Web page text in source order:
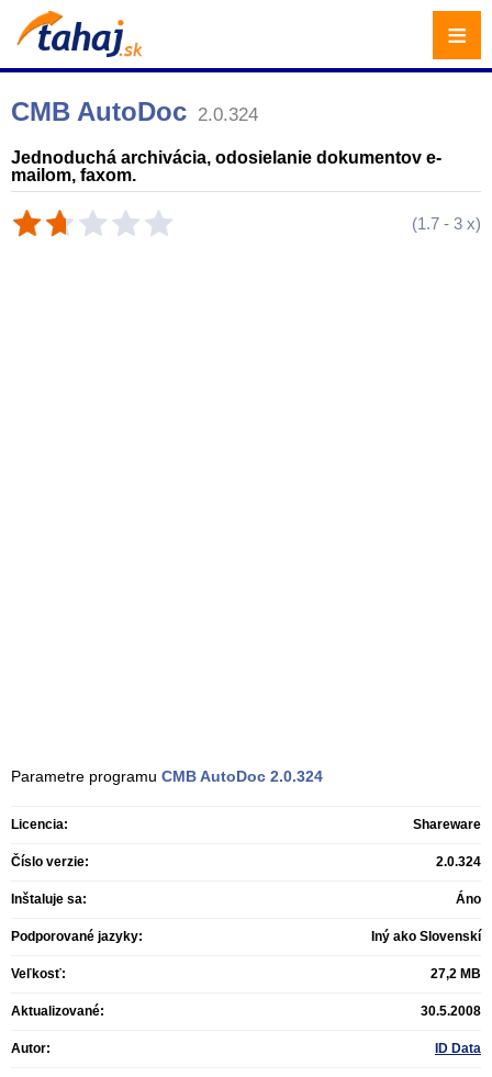
CMB AutoDoc 2.0.324
Jednoduchá archivácia, odosielanie dokumentov e-
mailom, faxom.
(1.7 - 3 x)
Parametre programu CMB AutoDoc 2.0.324
Licencia: Shareware
Číslo verzie: 2.0.324
Inštaluje sa: Áno
Podporované jazyky: Iný ako Slovenskí
Veľkosť: 27,2 MB
Aktualizované: 30.5.2008
Autor: ID Data
≡